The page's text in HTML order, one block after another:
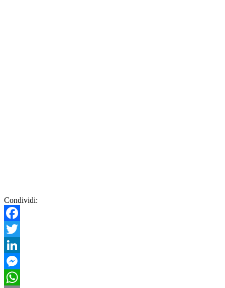
Condividi:
Facebook
Twitter
LinkedIn
Messenger